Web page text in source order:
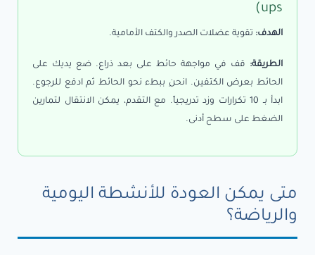
ups)
الهدف: تقوية عضلات الصدر والكتف الأمامية.
الطريقة: قف في مواجهة حائط على بعد ذراع. ضع يديك على
الحائط بعرض الكتفين. انحنِ ببطء نحو الحائط ثم ادفع للرجوع.
ابدأ بـ 10 تكرارات وزد تدريجياً. مع التقدم، يمكن الانتقال لتمارين
الضغط على سطح أدنى.
متى يمكن العودة للأنشطة اليومية
والرياضة؟